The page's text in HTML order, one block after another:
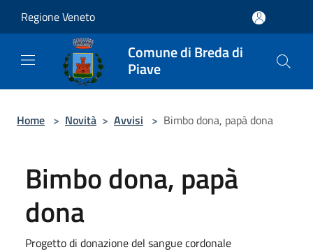
Regione Veneto
Comune di Breda di
Piave
Home > Novità > Avvisi > Bimbo dona, papà dona
Bimbo dona, papà
dona
Progetto di donazione del sangue cordonale